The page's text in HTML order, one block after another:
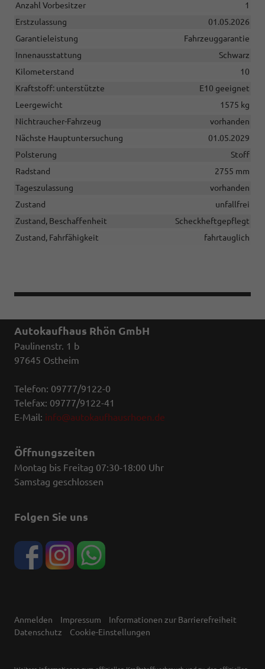
Anzahl Vorbesitzer
1
Erstzulassung
01.05.2026
Garantieleistung
Fahrzeuggarantie
Innenausstattung
Schwarz
Kilometerstand
10
Kraftstoff: unterstützte
E10 geeignet
Leergewicht
1575 kg
Nichtraucher-Fahrzeug
vorhanden
Nächste Hauptuntersuchung
01.05.2029
Polsterung
Stoff
Radstand
2755 mm
Tageszulassung
vorhanden
Zustand
unfallfrei
Zustand, Beschaffenheit
Scheckheftgepflegt
Zustand, Fahrfähigkeit
fahrtauglich
Autokaufhaus Rhön GmbH
Paulinenstr. 1 b
97645 Ostheim
Telefon: 09777/9122-0
Telefax: 09777/9122-41
E-Mail: info@autokaufhausrhoen.de
Öffnungszeiten
Montag bis Freitag 07:30-18:00 Uhr
Samstag geschlossen
Folgen Sie uns
Anmelden Impressum
Informationen zur Barrierefreiheit
Datenschutz
Cookie-Einstellungen